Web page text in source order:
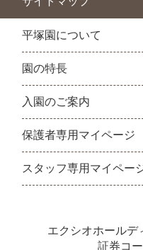
平塚園について
園の特長
入園のご案内
保護者専用マイページ
スタッフ専用マイペー
エクシオホールデ
証券コ